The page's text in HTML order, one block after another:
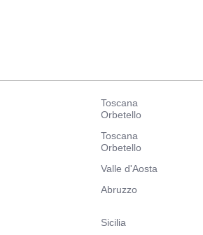
Toscana
Orbetello
Toscana
Orbetello
Valle d'Aosta
Abruzzo
Sicilia